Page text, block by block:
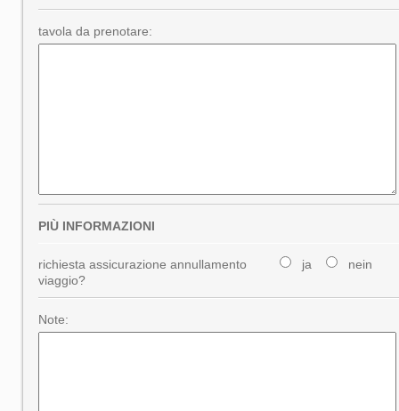
tavola da prenotare:
PIÙ INFORMAZIONI
richiesta assicurazione annullamento
viaggio?
ja nein
Note: